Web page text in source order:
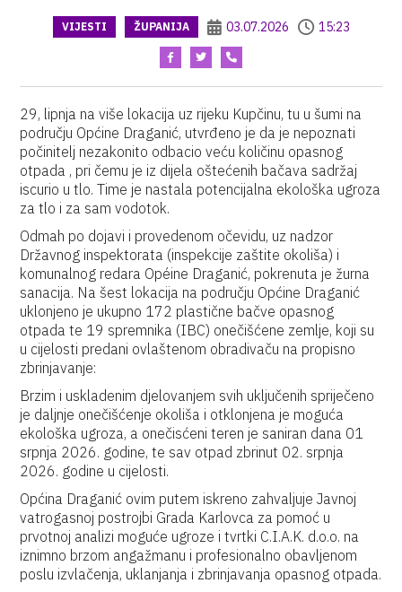
VIJESTI ŽUPANIJA 03.07.2026 15:23
29, lipnja na više lokacija uz rijeku Kupčinu, tu u šumi na
području Općine Draganić, utvrđeno je da je nepoznati
počinitelj nezakonito odbacio veću količinu opasnog
otpada , pri čemu je iz dijela oštećenih bačava sadržaj
iscurio u tlo. Time je nastala potencijalna ekološka ugroza
za tlo i za sam vodotok.
Odmah po dojavi i provedenom očevidu, uz nadzor
Državnog inspektorata (inspekcije zaštite okoliša) i
komunalnog redara Opéine Draganić, pokrenuta je žurna
sanacija. Na šest lokacija na području Općine Draganić
uklonjeno je ukupno 172 plastične bačve opasnog
otpada te 19 spremnika (IBC) onečišćene zemlje, koji su
u cijelosti predani ovlaštenom obradivaču na propisno
zbrinjavanje:
Brzim i uskladenim djelovanjem svih uključenih spriječeno
je daljnje onečišćenje okoliša i otklonjena je moguća
ekološka ugroza, a onečisćeni teren je saniran dana 01
srpnja 2026. godine, te sav otpad zbrinut 02. srpnja
2026. godine u cijelosti.
Općina Draganić ovim putem iskreno zahvaljuje Javnoj
vatrogasnoj postrojbi Grada Karlovca za pomoć u
prvotnoj analizi moguće ugroze i tvrtki C.I.A.K. d.o.o. na
iznimno brzom angažmanu i profesionalno obavljenom
poslu izvlačenja, uklanjanja i zbrinjavanja opasnog otpada.